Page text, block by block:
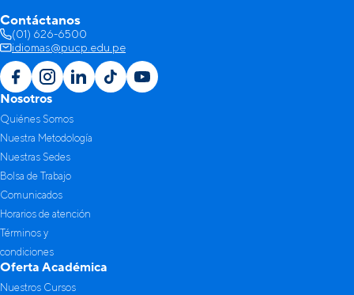
Contáctanos
(01) 626-6500
idiomas@pucp.edu.pe
Nosotros
Quiénes Somos
Nuestra Metodología
Nuestras Sedes
Bolsa de Trabajo
Comunicados
Horarios de atención
Términos y
condiciones
Oferta Académica
Nuestros Cursos